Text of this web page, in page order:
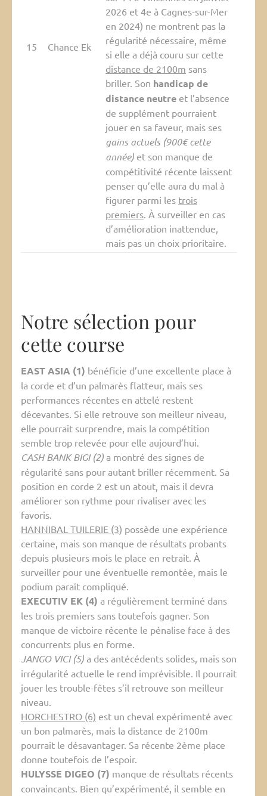
15 Chance Ek
2026 et 4e à Cagnes-sur-Mer
en 2024) ne montrent pas la
régularité nécessaire, même
si elle a déjà couru sur cette
distance de 2100m sans
briller. Son handicap de
distance neutreet l’absence
de supplément pourraient
jouer en sa faveur, mais ses
gains actuels (900€ cette
année)et son manque de
compétitivité récente laissent
penser qu’elle aura du mal à
figurer parmi les trois
premiers. À surveiller en cas
d’amélioration inattendue,
mais pas un choix prioritaire.
Notre sélection pour
cette course
EAST ASIA (1) bénéficie d’une excellente place à
la corde et d’un palmarès flatteur, mais ses
performances récentes en attelé restent
décevantes. Si elle retrouve son meilleur niveau,
elle pourrait surprendre, mais la compétition
semble trop relevée pour elle aujourd’hui.
CASH BANK BIGI (2) a montré des signes de
régularité sans pour autant briller récemment. Sa
position en corde 2 est un atout, mais il devra
améliorer son rythme pour rivaliser avec les
favoris.
HANNIBAL TUILERIE (3) possède une expérience
certaine, mais son manque de résultats probants
depuis plusieurs mois le place en retrait. À
surveiller pour une éventuelle remontée, mais le
podium paraît compliqué.
EXECUTIV EK (4) a régulièrement terminé dans
les trois premiers sans toutefois gagner. Son
manque de victoire récente le pénalise face à des
concurrents plus en forme.
JANGO VICI (5) a des antécédents solides, mais son
irrégularité actuelle le rend imprévisible. Il pourrait
jouer les trouble-fêtes s’il retrouve son meilleur
niveau.
HORCHESTRO (6) est un cheval expérimenté avec
un bon palmarès, mais la distance de 2100m
pourrait le désavantager. Sa récente 2ème place
donne toutefois de l’espoir.
HULYSSE DIGEO (7) manque de résultats récents
convaincants. Bien qu’expérimenté, il semble en